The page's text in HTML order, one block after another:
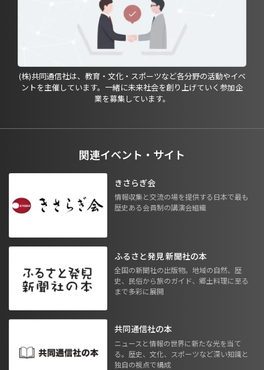
(株)共同通信社は、教育・文化・スポーツなど各分野の活動やイベ
ントを主催しています。一緒に未来社会を創り上げていく参加企
業を募集しています。
関連イベント・サイト
きさらぎ会
情報収集と交流の場を提供する日本で最も
歴史ある会員制の講演会組織
ふるさと発見 新聞社の本
全国の新聞社の出版物。地域の自然、歴
史、民俗から旅のガイド、郷土料理に至る
まで多彩に展開
共同通信社の本
ニュースと情報の世界に新たな光を当て
る。歴史、文化、スポーツなど深い知識と
独自の視点で構成